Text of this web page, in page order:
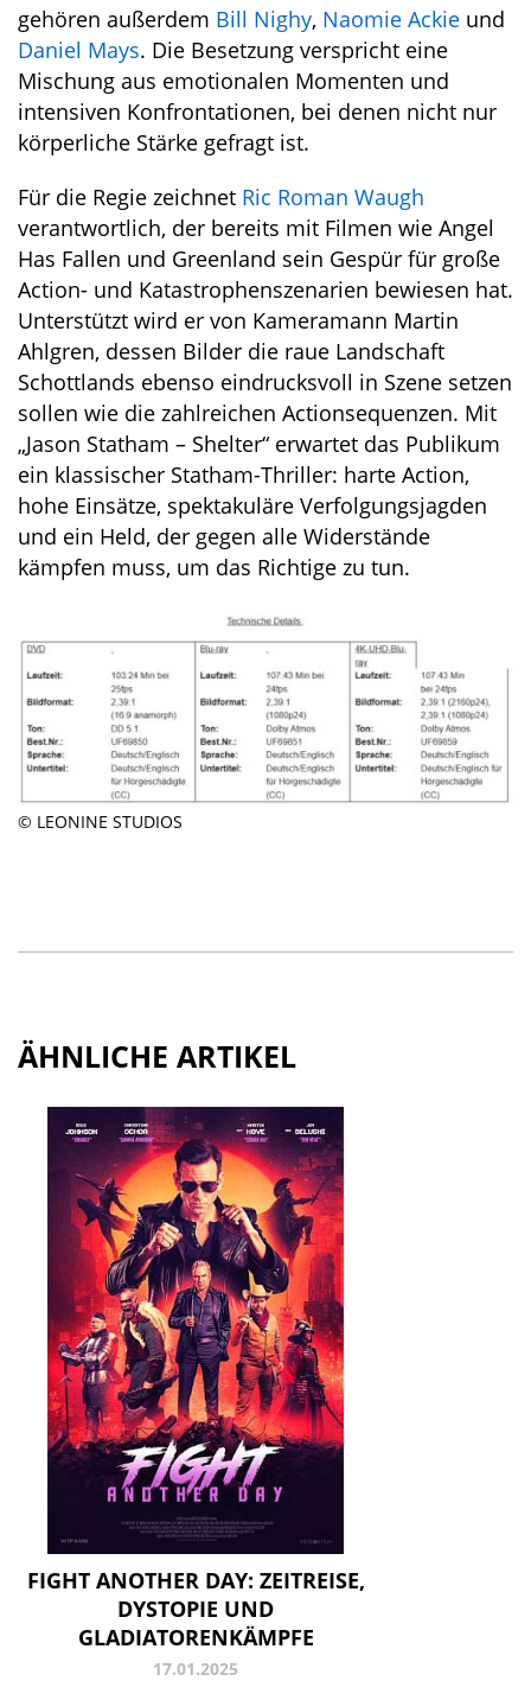
gehören außerdem Bill Nighy, Naomie Ackie und
Daniel Mays. Die Besetzung verspricht eine
Mischung aus emotionalen Momenten und
intensiven Konfrontationen, bei denen nicht nur
körperliche Stärke gefragt ist.
Für die Regie zeichnet Ric Roman Waugh
verantwortlich, der bereits mit Filmen wie Angel
Has Fallen und Greenland sein Gespür für große
Action- und Katastrophenszenarien bewiesen hat.
Unterstützt wird er von Kameramann Martin
Ahlgren, dessen Bilder die raue Landschaft
Schottlands ebenso eindrucksvoll in Szene setzen
sollen wie die zahlreichen Actionsequenzen. Mit
„Jason Statham – Shelter“ erwartet das Publikum
ein klassischer Statham-Thriller: harte Action,
hohe Einsätze, spektakuläre Verfolgungsjagden
und ein Held, der gegen alle Widerstände
kämpfen muss, um das Richtige zu tun.
© LEONINE STUDIOS
ÄHNLICHE ARTIKEL
FIGHT ANOTHER DAY: ZEITREISE,
DYSTOPIE UND
GLADIATORENKÄMPFE
17.01.2025